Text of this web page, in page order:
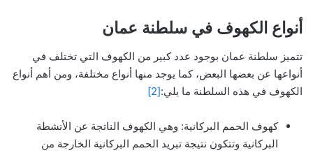
أنواع الكهوف في سلطنة عمان
تتميز سلطنة عمان بوجود عدد كبير من الكهوف التي تختلف في
أنواعها عن بعضها البعض، كما يوجد منها أنواع مختلفة، ومن أهم أنواع
الكهوف في هذه السلطنة ما يلي:[2]
كهوف الحمم البركانية: وهي الكهوف الناتجة عن الأنشطة
البركانية وتتكون نتيجة تبريد الحمم البركانية الخارجة من